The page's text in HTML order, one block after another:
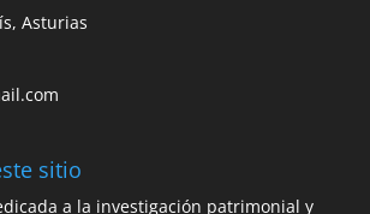
Asturias
sitio
a la investigación patrimonial y